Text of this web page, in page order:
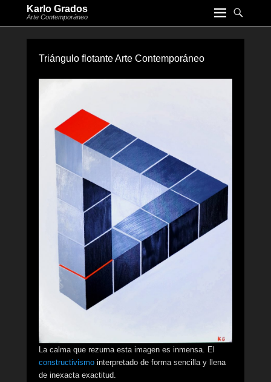
Karlo Grados
Arte Contemporáneo
Triángulo flotante Arte Contemporáneo
La calma que rezuma esta imagen es inmensa. El
constructivismo interpretado de forma sencilla y llena
de inexacta exactitud.